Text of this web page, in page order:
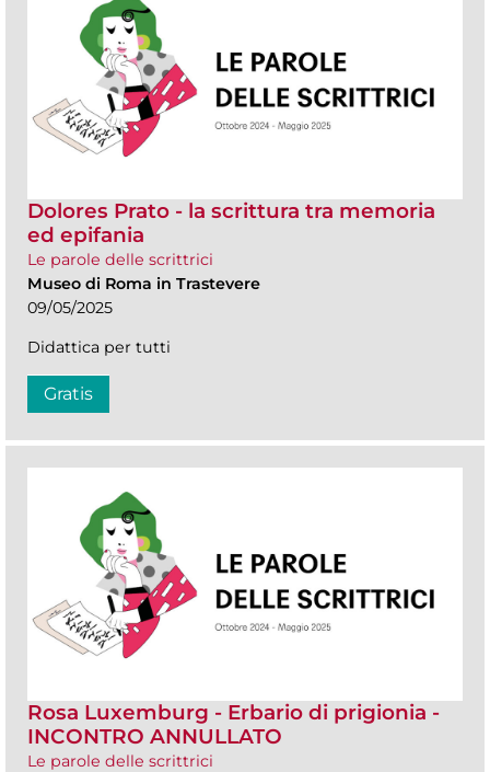
Dolores Prato - la scrittura tra memoria
ed epifania
Le parole delle scrittrici
Museo di Roma in Trastevere
09/05/2025
Didattica per tutti
Gratis
Rosa Luxemburg - Erbario di prigionia -
INCONTRO ANNULLATO
Le parole delle scrittrici